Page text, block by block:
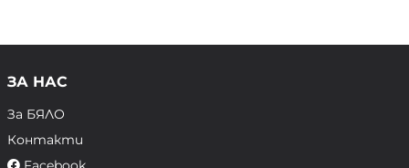
ЗА НАС
За БЯЛО
Контакти